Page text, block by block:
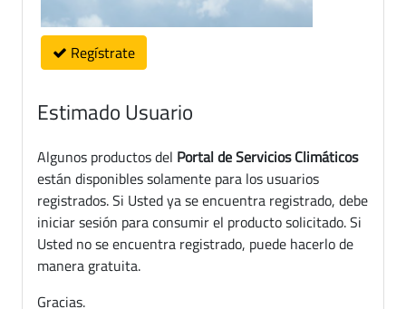
Regístrate
Estimado Usuario
Algunos productos del Portal de Servicios Climáticos
están disponibles solamente para los usuarios
registrados. Si Usted ya se encuentra registrado, debe
iniciar sesión para consumir el producto solicitado. Si
Usted no se encuentra registrado, puede hacerlo de
manera gratuita.
Gracias.